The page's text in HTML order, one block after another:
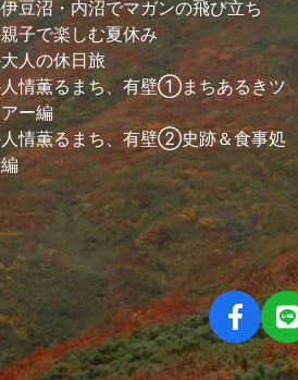
伊豆沼・内沼でマガンの飛び立ち
親子で楽しむ夏休み
大人の休日旅
人情薫るまち、有壁①まちあるきツ
アー編
人情薫るまち、有壁②史跡＆食事処
編